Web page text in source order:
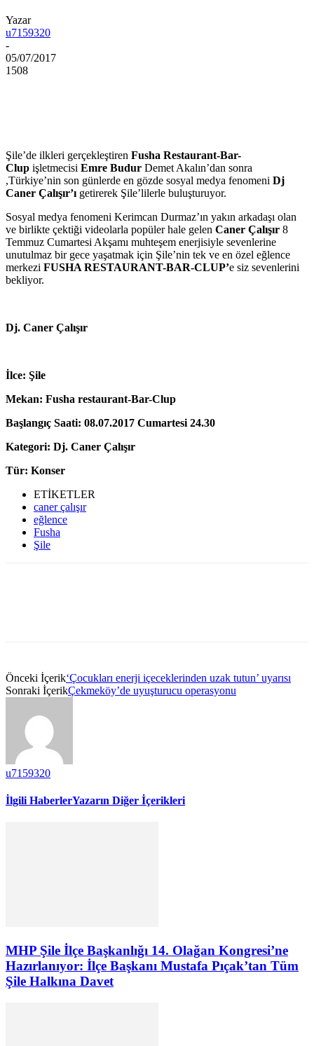
Yazar
u7159320
-
05/07/2017
1508
Şile’de ilkleri gerçekleştiren Fusha Restaurant-Bar-
Clup işletmecisi Emre Budur Demet Akalın’dan sonra
,Türkiye’nin son günlerde en gözde sosyal medya fenomeni Dj
Caner Çalışır’ı getirerek Şile’lilerle buluşturuyor.
Sosyal medya fenomeni Kerimcan Durmaz’ın yakın arkadaşı olan
ve birlikte çektiği videolarla popüler hale gelen Caner Çalışır 8
Temmuz Cumartesi Akşamı muhteşem enerjisiyle sevenlerine
unutulmaz bir gece yaşatmak için Şile’nin tek ve en özel eğlence
merkezi FUSHA RESTAURANT-BAR-CLUP’e siz sevenlerini
bekliyor.
Dj. Caner Çalışır
İlce: Şile
Mekan: Fusha restaurant-Bar-Clup
Başlangıç Saati: 08.07.2017 Cumartesi 24.30
Kategori: Dj. Caner Çalışır
Tür: Konser
ETİKETLER
caner çalışır
eğlence
Fusha
Şile
Önceki İçerik‘Çocukları enerji içeceklerinden uzak tutun’ uyarısı
Sonraki İçerikÇekmeköy’de uyuşturucu operasyonu
u7159320
İlgili HaberlerYazarın Diğer İçerikleri
MHP Şile İlçe Başkanlığı 14. Olağan Kongresi’ne
Hazırlanıyor: İlçe Başkanı Mustafa Pıçak’tan Tüm
Şile Halkına Davet